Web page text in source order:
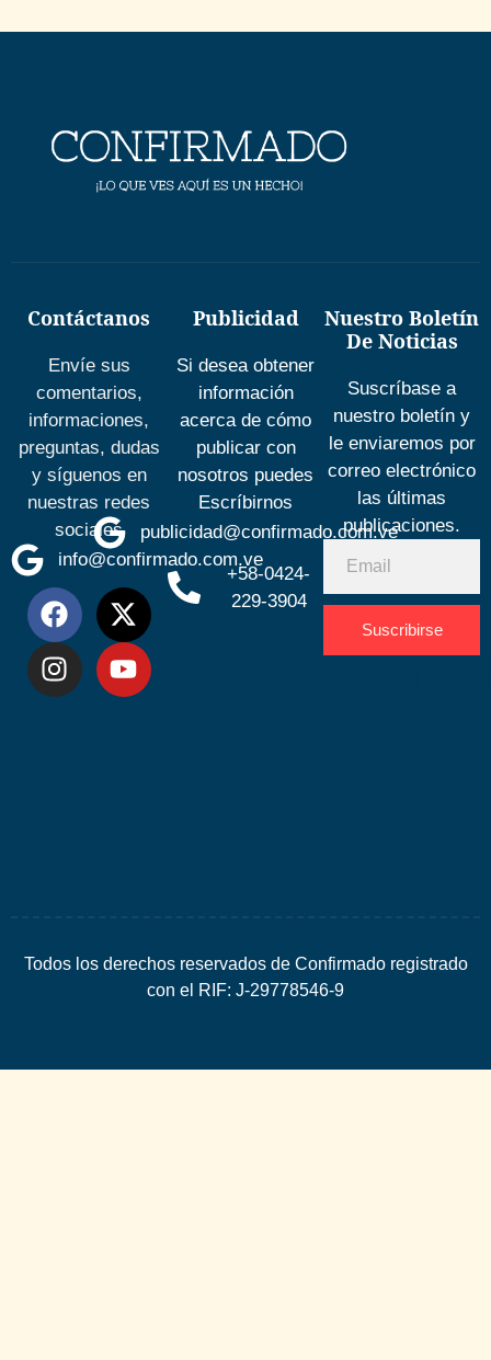
Contáctanos
Envíe sus
comentarios,
informaciones,
preguntas, dudas
y síguenos en
nuestras redes
sociales
info@confirmado.com.ve
Publicidad
Si desea obtener
información
acerca de cómo
publicar con
nosotros puedes
Escríbirnos
publicidad@confirmado.com.ve
+58-0424-
229-3904
Nuestro Boletín
De Noticias
Suscríbase a
nuestro boletín y
le enviaremos por
correo electrónico
las últimas
publicaciones.
Suscribirse
Todos los derechos reservados de Confirmado registrado
con el RIF: J-29778546-9